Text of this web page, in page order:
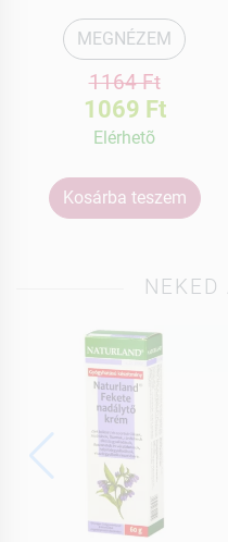
MEGNÉZEM
1164 Ft
1069 Ft
Elérhetõ
Kosárba teszem